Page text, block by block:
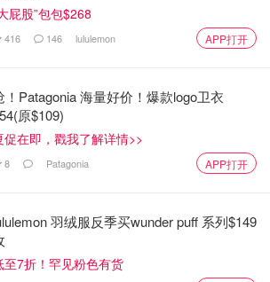
屁股”包包$268
416 146 lululemon APP打开
！Patagonia 海量好价！爆款logo卫衣
原$109)
促在即，戳我了解详情>>
8 Patagonia APP打开
羽绒服反季买wunder puff 系列$149
至7折！罕见粉色有货